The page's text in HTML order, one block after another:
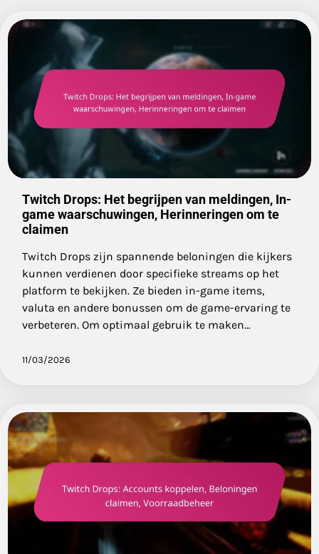
Twitch Drops: Het begrijpen van meldingen, In-
game waarschuwingen, Herinneringen om te
claimen
Twitch Drops zijn spannende beloningen die kijkers
kunnen verdienen door specifieke streams op het
platform te bekijken. Ze bieden in-game items,
valuta en andere bonussen om de game-ervaring te
verbeteren. Om optimaal gebruik te maken…
11/03/2026